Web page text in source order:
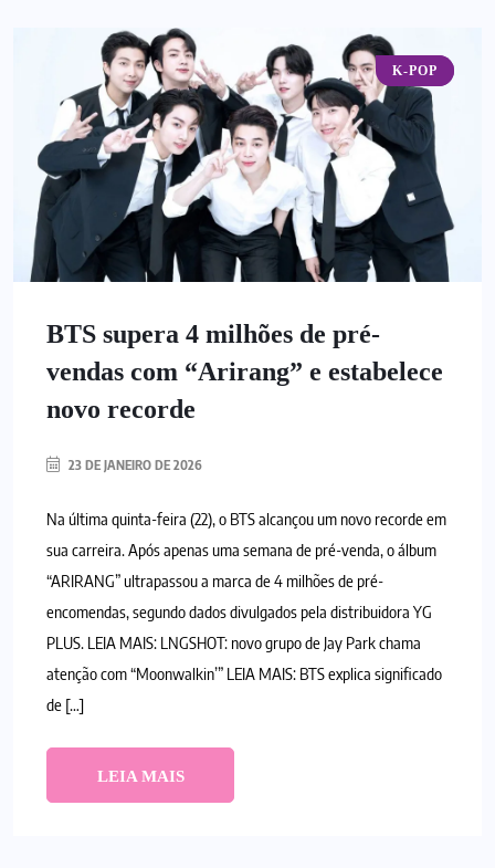
BLOG
K-POP
BTS supera 4 milhões de pré-
vendas com “Arirang” e estabelece
novo recorde
23 DE JANEIRO DE 2026
Na última quinta-feira (22), o BTS alcançou um novo recorde em
sua carreira. Após apenas uma semana de pré-venda, o álbum
“ARIRANG” ultrapassou a marca de 4 milhões de pré-
encomendas, segundo dados divulgados pela distribuidora YG
PLUS. LEIA MAIS: LNGSHOT: novo grupo de Jay Park chama
atenção com “Moonwalkin’” LEIA MAIS: BTS explica significado
de […]
LEIA MAIS